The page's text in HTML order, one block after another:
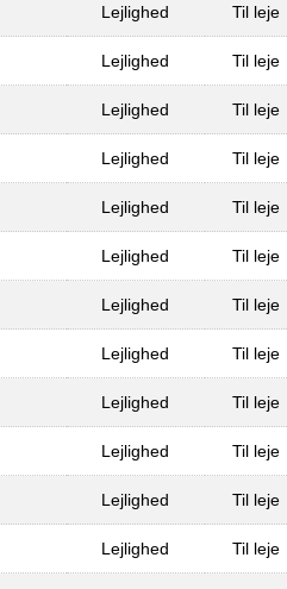
Lejlighed Til leje
Lejlighed Til leje
Lejlighed Til leje
Lejlighed Til leje
Lejlighed Til leje
Lejlighed Til leje
Lejlighed Til leje
Lejlighed Til leje
Lejlighed Til leje
Lejlighed Til leje
Lejlighed Til leje
Lejlighed Til leje